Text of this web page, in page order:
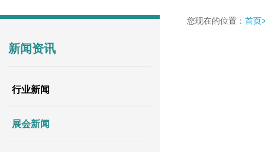
您现在的位置： 首页
新闻资讯
行业新闻
展会新闻